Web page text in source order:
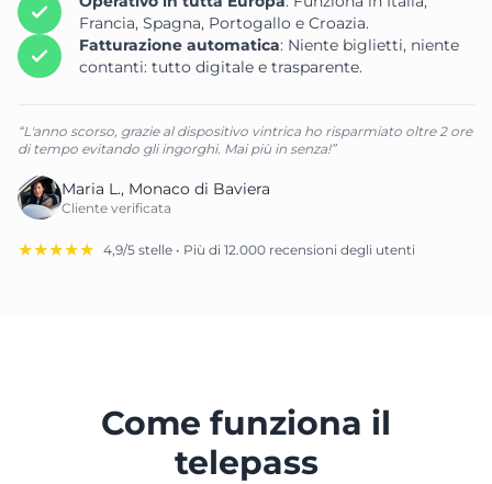
Francia, Spagna, Portogallo e Croazia.
Fatturazione automatica: Niente biglietti, niente
contanti: tutto digitale e trasparente.
“L'anno scorso, grazie al dispositivo vintrica ho risparmiato oltre 2 ore
di tempo evitando gli ingorghi. Mai più in senza!”
Maria L., Monaco di Baviera
Cliente verificata
★★★★★ 4,9/5 stelle • Più di 12.000 recensioni degli utenti
Come funziona il
telepass